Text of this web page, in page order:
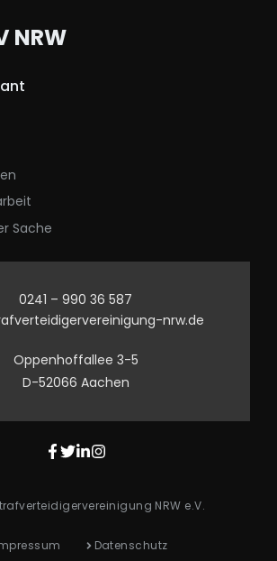
NRW
Sache
0241 – 990 36 587
nrw.de
Oppenhoffallee 3-5
D-52066 Aachen
NRW e.V.
Datenschutz